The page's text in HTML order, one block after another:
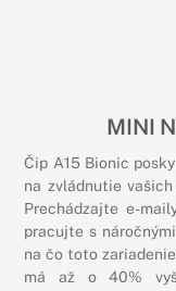
MINI
Čip A15 Bionic
na zvládnutie
Prechádzajte e-
pracujte s
na čo toto
má až o 40%